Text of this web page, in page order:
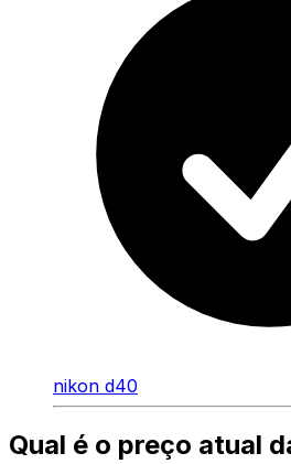
nikon d40
Qual é o preço atual